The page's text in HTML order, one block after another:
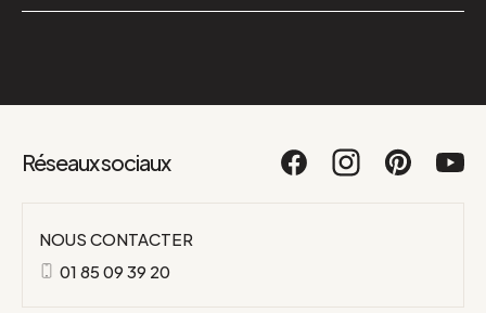
Réseaux sociaux
NOUS CONTACTER
01 85 09 39 20